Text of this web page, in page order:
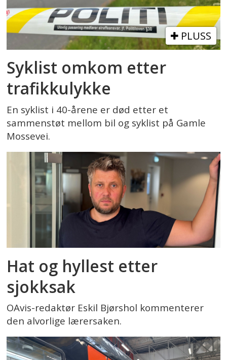
PLUSS
Syklist omkom etter
trafikkulykke
En syklist i 40-årene er død etter et
sammenstøt mellom bil og syklist på Gamle
Mossevei.
Hat og hyllest etter
sjokksak
OAvis-redaktør Eskil Bjørshol kommenterer
den alvorlige lærersaken.